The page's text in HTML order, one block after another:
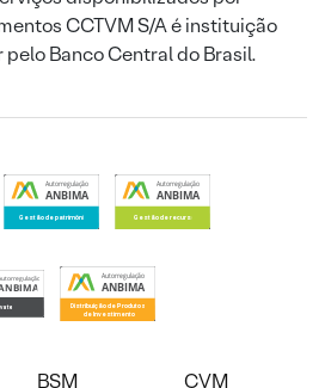
CCTVM S/A é instituição
Banco Central do Brasil.
BSM CVM